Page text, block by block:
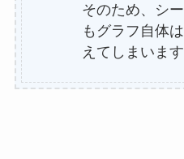
そのため、シ
もグラフ自体
えてしまいます